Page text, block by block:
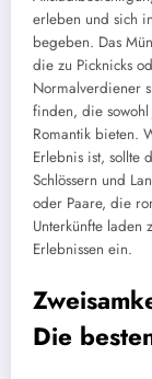
erleben und sich
begeben. Das
die zu Picknicks
Normalverdiener
finden, die sowohl
Romantik bieten.
Erlebnis ist, sollte
Schlössern und
oder Paare, die
Unterkünfte laden
Erlebnissen ein.
Die